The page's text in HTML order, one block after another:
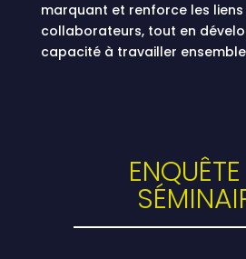
marquant et renforce les
collaborateurs, tout en
capacité à travailler